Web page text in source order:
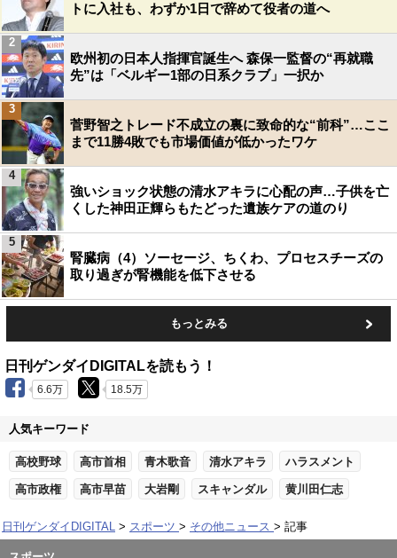
トに入社も、わずか1日で辞めて役者の道へ
欧州初の日本人指揮官誕生へ 森保一監督の“再就職
先”は「ベルギー1部の日系クラブ」一択か
2
菅野智之トレード不成立の裏に致命的な“前科”…ここ
まで11勝4敗でも市場価値が低かったワケ
3
強いショック状態の清水アキラに心配の声…子供を亡
くした神田正輝らもたどった遺族ケアの道のり
4
腎臓病（4）ソーセージ、ちくわ、プロセスチーズの
取り過ぎが腎機能を低下させる
5
もっとみる
日刊ゲンダイDIGITALを読もう！
6.6万 18.5万
人気キーワード
高校野球 高市首相 青木歌音 清水アキラ ハラスメント
高市政権 高市早苗 大岩剛 スキャンダル 黄川田仁志
日刊ゲンダイDIGITAL スポーツ その他ニュース 記事